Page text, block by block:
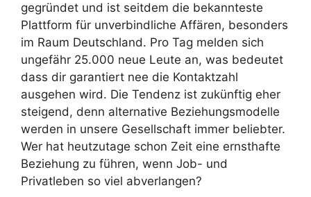
gegründet und ist seitdem die bekannteste
Plattform für unverbindliche Affären, besonders
im Raum Deutschland. Pro Tag melden sich
ungefähr 25.000 neue Leute an, was bedeutet
dass dir garantiert nee die Kontaktzahl
ausgehen wird. Die Tendenz ist zukünftig eher
steigend, denn alternative Beziehungsmodelle
werden in unsere Gesellschaft immer beliebter.
Wer hat heutzutage schon Zeit eine ernsthafte
Beziehung zu führen, wenn Job- und
Privatleben so viel abverlangen?